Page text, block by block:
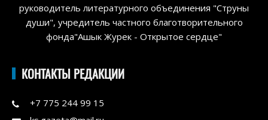
руководитель литературного объединения "Струны
души", учредитель частного благотворительного
фонда"Ашык Журек - Открытое сердце"
КОНТАКТЫ РЕДАКЦИИ
+7 775 244 99 15